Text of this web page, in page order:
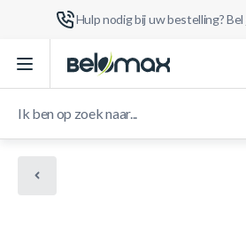
Hulp nodig bij uw bestelling? Bel
Ga naar de inhoud